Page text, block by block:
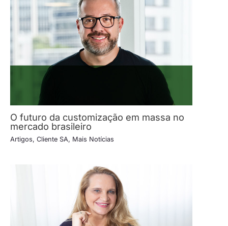
O futuro da customização em massa no
mercado brasileiro
Artigos, Cliente SA, Mais Notícias